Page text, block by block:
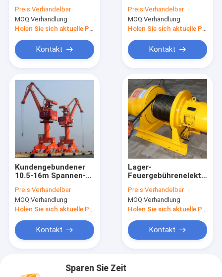
Yard-Kräne im Freien
Preis:Verhandelbar
MOQ:Verhandlung
Kontakt
für die materielle
Beförderung
Preis:Verhandelbar
MOQ:Verhandlung
Kontakt
Kundengebundener
10.5-16m Spannen-
For Pilling Containers
Preis:Verhandelbar
MOQ:Verhandlung
Holen Sie sich aktuelle Preis
Kontakt
Lager-
30m/Min Lifting
Speed
Preis:Verhandelbar
MOQ:Verhandlung
Holen Sie sich aktuelle Preis
Kontakt
Sparen Sie Zeit